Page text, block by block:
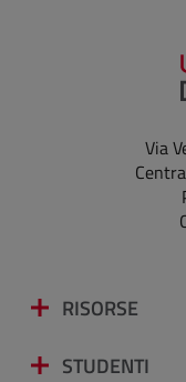
Via
RISORSE
STUDENTI